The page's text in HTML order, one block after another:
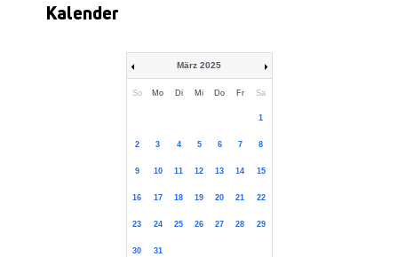
Kalender
März 2025
So Mo Di Mi Do Fr Sa
1
2 3 4 5 6 7 8
9 10 11 12 13 14 15
16 17 18 19 20 21 22
23 24 25 26 27 28 29
30 31